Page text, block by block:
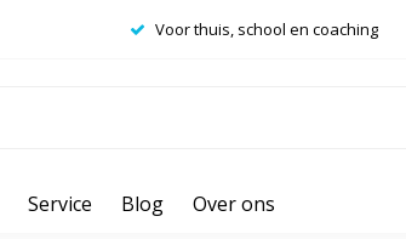
Voor thuis, school en coaching
Service Blog Over ons